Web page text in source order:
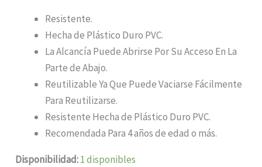
Resistente.
Hecha de Plástico Duro PVC.
La Alcancía Puede Abrirse Por Su Acceso En La
Parte de Abajo.
Reutilizable Ya Que Puede Vaciarse Fácilmente
Para Reutilizarse.
Resistente Hecha de Plástico Duro PVC.
Recomendada Para 4 años de edad o más.
Disponibilidad:1 disponibles